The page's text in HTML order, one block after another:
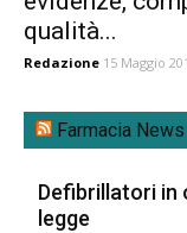
qualità...
Redazione 15 Maggio
Farmacia News
Defibrillatori in
legge